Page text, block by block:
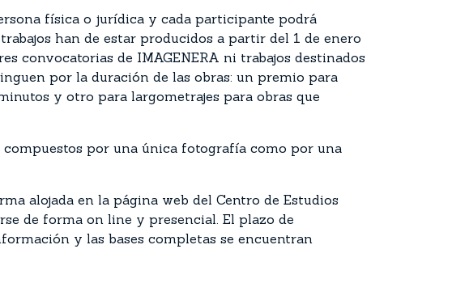
física o jurídica y cada participante podrá
han de estar producidos a partir del 1 de enero
convocatorias de IMAGENERA ni trabajos destinados
por la duración de las obras: un premio para
y otro para largometrajes para obras que
por una única fotografía como por una
alojada en la página web del Centro de Estudios
de forma on line y presencial. El plazo de
y las bases completas se encuentran